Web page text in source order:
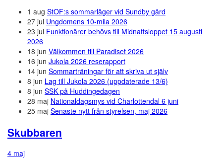
1 aug StOF:s sommarläger vid Sundby gård
27 jul Ungdomens 10-mila 2026
23 jul Funktionärer behövs till Midnattsloppet 15 augusti
2026
18 jun Välkommen till Paradiset 2026
16 jun Jukola 2026 reserapport
14 jun Sommarträningar för att skriva ut själv
8 jun Lag till Jukola 2026 (uppdaterade 13/6)
8 jun SSK på Huddingedagen
28 maj Nationaldagsmys vid Charlottendal 6 juni
25 maj Senaste nytt från styrelsen, maj 2026
Skubbaren
4 maj